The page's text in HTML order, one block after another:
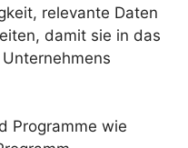
relevante Daten
damit sie in das
Programme wie